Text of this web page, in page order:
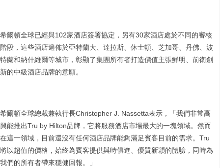
希爾頓全球已經與102家酒店簽署協定，另有30家酒店處於不同的審核
階段，這些酒店遍佈於亞特蘭大、達拉斯、休士頓、芝加哥、丹佛、波
特蘭和納什維爾等城市，彰顯了集團所有者打造價值主張鮮明、前衛創
新的中級酒店品牌的意願。
希爾頓全球總裁兼執行長Christopher J. Nassetta表示，「我們非常高
興能推出Tru by Hilton品牌，它將服務酒店市場最大的一塊領域。然而
在這一領域，目前還沒有任何酒店品牌能夠滿足賓客目前的需求。Tru
將以超值的價格，始終為賓客提供與時俱進、優質新穎的體驗，同時為
我們的所有者帶來穩健回報。」